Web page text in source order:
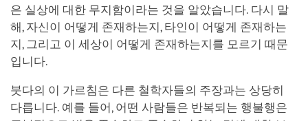
은 실상에 대한 무지함이라는 것을 알았습니다. 다시 말
해, 자신이 어떻게 존재하는지, 타인이 어떻게 존재하는
지, 그리고 이 세상이 어떻게 존재하는지를 모르기 때문
입니다.
붓다의 이 가르침은 다른 철학자들의 주장과는 상당히
다릅니다. 예를 들어, 어떤 사람들은 반복되는 행불행은